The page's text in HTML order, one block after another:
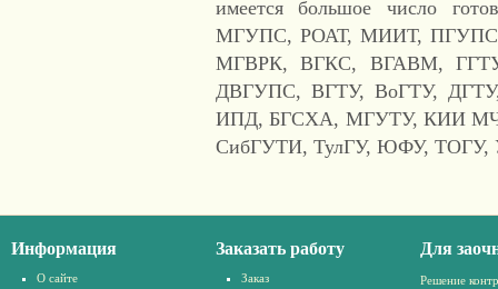
имеется большое число
МГУПС, РОАТ, МИИТ,
МГВРК, ВГКС, ВГАВМ,
ДВГУПС, ВГТУ, ВоГТУ,
ИПД, БГСХА, МГУТУ, КИИ
СибГУТИ, ТулГУ, ЮФУ,
Информация
О сайте
Заказать работу
Заказ
Для
Решение